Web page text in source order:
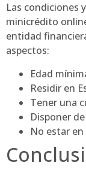
Las condiciones
minicrédito
entidad
aspectos:
Edad
Residir en
Tener una
Disponer
No estar